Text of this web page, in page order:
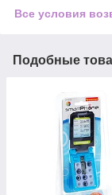
Все условия
Подобные